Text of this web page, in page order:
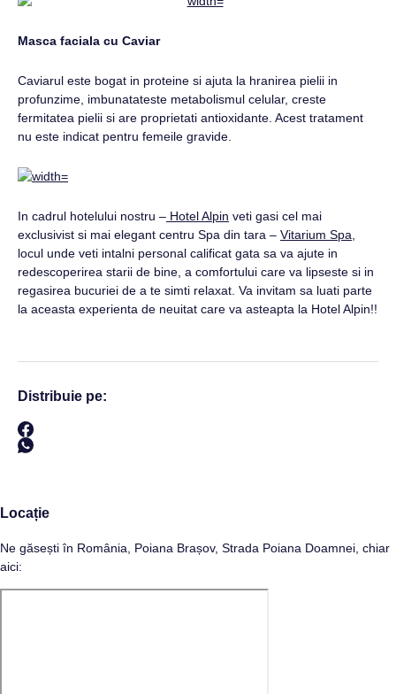
Masca faciala cu Caviar
Caviarul este bogat in proteine si ajuta la hranirea pielii in
profunzime, imbunatateste metabolismul celular, creste
fermitatea pielii si are proprietati antioxidante. Acest tratament
nu este indicat pentru femeile gravide.
In cadrul hotelului nostru – Hotel Alpin veti gasi cel mai
exclusivist si mai elegant centru Spa din tara – Vitarium Spa
locul unde veti intalni personal calificat gata sa va ajute in
redescoperirea starii de bine, a comfortului care va lipseste si in
regasirea bucuriei de a te simti relaxat. Va invitam sa luati parte
la aceasta experienta de neuitat care va asteapta la Hotel Alpin!!
Distribuie pe:
Locație
Ne găsești în România, Poiana Brașov, Strada Poiana Doamnei, chiar
aici: